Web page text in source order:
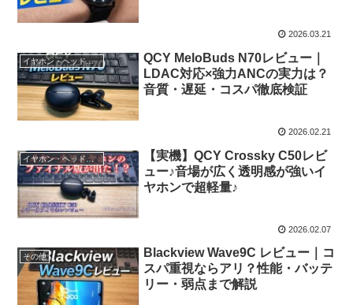
2026.03.21
イヤホン・ヘッドホン等
QCY MeloBuds N70レビュー｜
LDAC対応×強力ANCの実力は？
音質・遅延・コスパ徹底検証
2026.02.21
イヤホン・ヘッドホン等
【実機】QCY Crossky C50レビ
ュー♪音場が広く透明感が強いイ
ヤホンで超軽量♪
2026.02.07
その他
Blackview Wave9C レビュー｜コ
スパ重視ならアリ？性能・バッテ
リー・弱点まで解説